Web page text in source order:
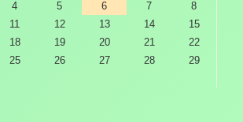
4 5 6 7
8
11 12 13 14
15
18 19 20 21
22
25 26 27 28
29